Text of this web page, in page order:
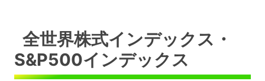
全世界株式インデックス・
S&P500インデックス